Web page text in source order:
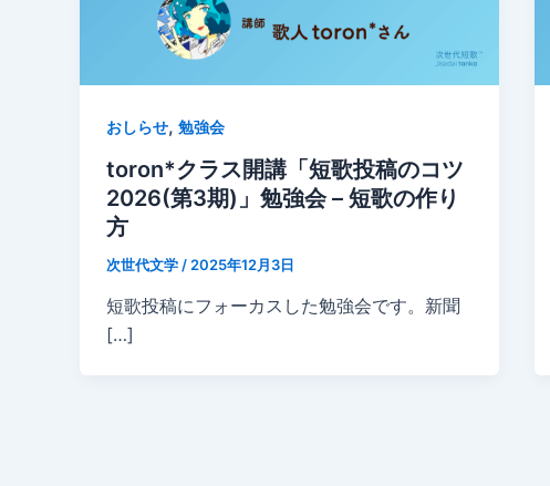
おしらせ, 勉強会
toron*クラス開講「短歌投稿のコツ
2026(第3期)」勉強会 – 短歌の作り
方
次世代文学 / 2025年12月3日
短歌投稿にフォーカスした勉強会です。新聞
[…]